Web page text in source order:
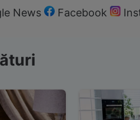
News Facebook